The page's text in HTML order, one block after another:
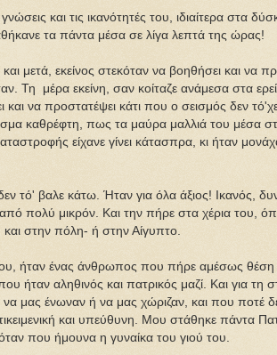
και τις ικανότητές του, ιδιαίτερα στα
τα πάντα μέσα σε λίγα λεπτά της ώρας!
και μετά, εκείνος στεκόταν να βοηθήσει και να
Τη μέρα εκείνη, σαν κοίταζε ανάμεσα στα
και να προστατέψει κάτι που ο σεισμός δεν
καθρέφτη, πως τα μαύρα μαλλιά του μέσα
είχανε γίνει κάτασπρα, κι ήταν
βαλε κάτω. Ήταν για όλα άξιος! Ικανός,
πολύ μικρόν. Και την πήρε στα χέρια του,
στην πόλη- ή στην Αίγυπτο.
ήταν ένας άνθρωπος που πήρε αμέσως θέση
ήταν αληθινός και πατρικός μαζί. Και για τη
μας ένωναν ή να μας χώριζαν, και που ποτέ
και υπεύθυνη. Μου στάθηκε πάντα
που ήμουνα η γυναίκα του γιού του.